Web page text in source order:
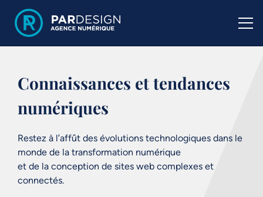
Connaissances et tendances
numériques
Restez à l’affût des évolutions technologiques dans le
monde de la transformation numérique
et de la conception de sites web complexes et
connectés.